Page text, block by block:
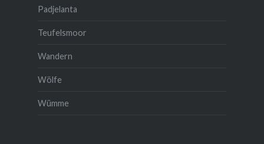
Padjelanta
Teufelsmoor
Wandern
Wölfe
Wümme